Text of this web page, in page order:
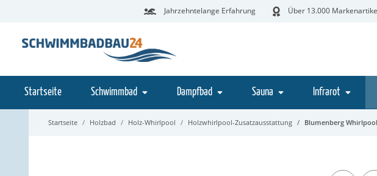
Jahrzehntelange Erfahrung Über 13.000
Startseite Schwimmbad Dampfbad Sauna Infrarot
Startseite Holzbad Holz-Whirlpool Holzwhirlpool-Zusatzausstattung Blumenberg